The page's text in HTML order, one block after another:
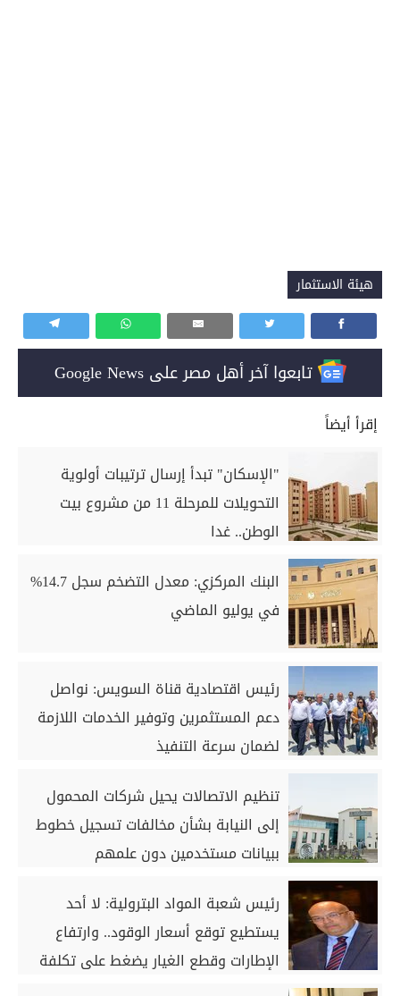
هيئة الاستثمار
تابعوا آخر أهل مصر على Google News
إقرأ أيضاً
"الإسكان" تبدأ إرسال ترتيبات أولوية
التحويلات للمرحلة 11 من مشروع بيت
الوطن.. غدا
البنك المركزي: معدل التضخم سجل 14.7%
في يوليو الماضي
رئيس اقتصادية قناة السويس: نواصل
دعم المستثمرين وتوفير الخدمات اللازمة
لضمان سرعة التنفيذ
تنظيم الاتصالات يحيل شركات المحمول
إلى النيابة بشأن مخالفات تسجيل خطوط
ببيانات مستخدمين دون علمهم
رئيس شعبة المواد البترولية: لا أحد
يستطيع توقع أسعار الوقود.. وارتفاع
الإطارات وقطع الغيار يضغط على تكلفة